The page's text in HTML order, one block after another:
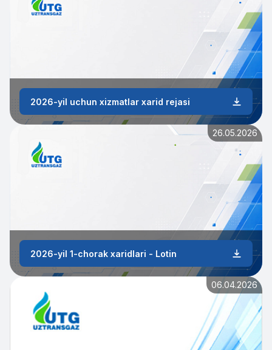
2026-yil uchun xizmatlar xarid rejasi
26.05.2026
2026-yil 1-chorak xaridlari - Lotin
06.04.2026